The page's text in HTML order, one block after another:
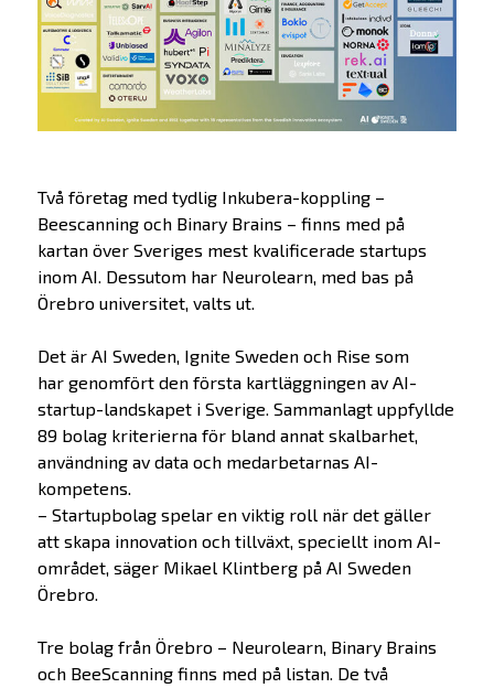
Två företag med tydlig Inkubera-koppling –
Beescanning och Binary Brains – finns med på
kartan över Sveriges mest kvalificerade startups
inom AI. Dessutom har Neurolearn, med bas på
Örebro universitet, valts ut.
Det är AI Sweden, Ignite Sweden och Rise som
har genomfört den första kartläggningen av AI-
startup-landskapet i Sverige. Sammanlagt uppfyllde
89 bolag kriterierna för bland annat skalbarhet,
användning av data och medarbetarnas AI-
kompetens.
– Startupbolag spelar en viktig roll när det gäller
att skapa innovation och tillväxt, speciellt inom AI-
området, säger Mikael Klintberg på AI Sweden
Örebro.
Tre bolag från Örebro – Neurolearn, Binary Brains
och BeeScanning finns med på listan. De två